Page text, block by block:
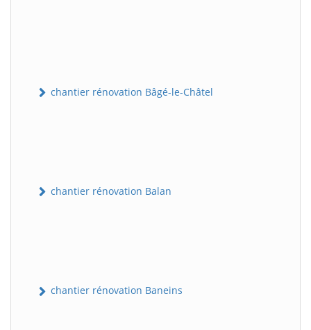
chantier rénovation Bâgé-le-Châtel
chantier rénovation Balan
chantier rénovation Baneins